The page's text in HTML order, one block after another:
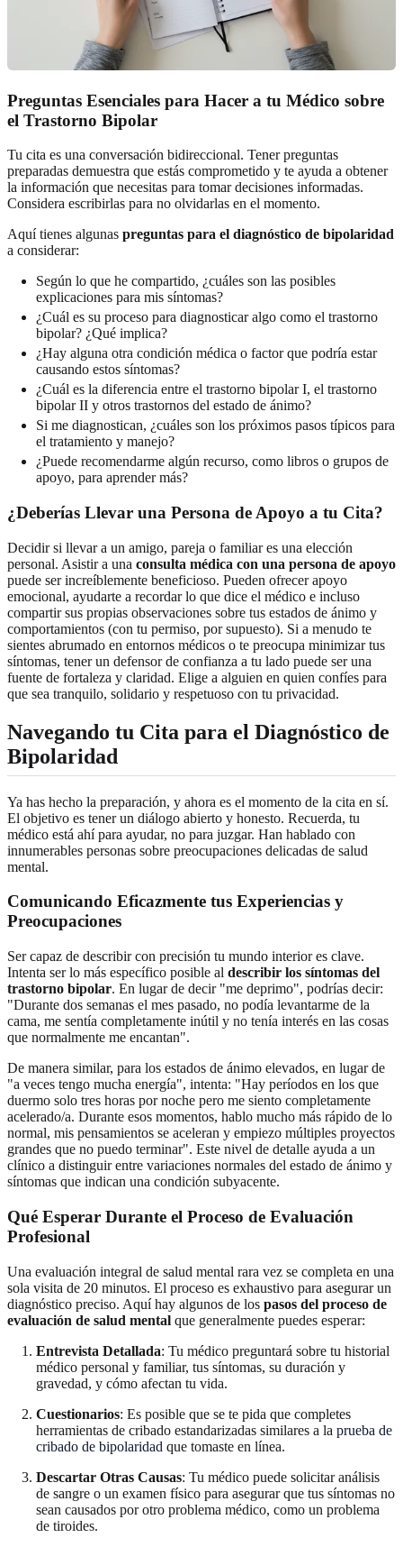
Preguntas Esenciales para Hacer a tu Médico sobre
el Trastorno Bipolar
Tu cita es una conversación bidireccional. Tener preguntas
preparadas demuestra que estás comprometido y te ayuda a obtener
la información que necesitas para tomar decisiones informadas.
Considera escribirlas para no olvidarlas en el momento.
Aquí tienes algunas preguntas para el diagnóstico de bipolaridad
a considerar:
Según lo que he compartido, ¿cuáles son las posibles
explicaciones para mis síntomas?
¿Cuál es su proceso para diagnosticar algo como el trastorno
bipolar? ¿Qué implica?
¿Hay alguna otra condición médica o factor que podría estar
causando estos síntomas?
¿Cuál es la diferencia entre el trastorno bipolar I, el trastorno
bipolar II y otros trastornos del estado de ánimo?
Si me diagnostican, ¿cuáles son los próximos pasos típicos para
el tratamiento y manejo?
¿Puede recomendarme algún recurso, como libros o grupos de
apoyo, para aprender más?
¿Deberías Llevar una Persona de Apoyo a tu Cita?
Decidir si llevar a un amigo, pareja o familiar es una elección
personal. Asistir a una consulta médica con una persona de apoyo
puede ser increíblemente beneficioso. Pueden ofrecer apoyo
emocional, ayudarte a recordar lo que dice el médico e incluso
compartir sus propias observaciones sobre tus estados de ánimo y
comportamientos (con tu permiso, por supuesto). Si a menudo te
sientes abrumado en entornos médicos o te preocupa minimizar tus
síntomas, tener un defensor de confianza a tu lado puede ser una
fuente de fortaleza y claridad. Elige a alguien en quien confíes para
que sea tranquilo, solidario y respetuoso con tu privacidad.
Navegando tu Cita para el Diagnóstico de
Bipolaridad
Ya has hecho la preparación, y ahora es el momento de la cita en sí.
El objetivo es tener un diálogo abierto y honesto. Recuerda, tu
médico está ahí para ayudar, no para juzgar. Han hablado con
innumerables personas sobre preocupaciones delicadas de salud
mental.
Comunicando Eficazmente tus Experiencias y
Preocupaciones
Ser capaz de describir con precisión tu mundo interior es clave.
Intenta ser lo más específico posible al describir los síntomas del
trastorno bipolar. En lugar de decir "me deprimo", podrías decir:
"Durante dos semanas el mes pasado, no podía levantarme de la
cama, me sentía completamente inútil y no tenía interés en las cosas
que normalmente me encantan".
De manera similar, para los estados de ánimo elevados, en lugar de
"a veces tengo mucha energía", intenta: "Hay períodos en los que
duermo solo tres horas por noche pero me siento completamente
acelerado/a. Durante esos momentos, hablo mucho más rápido de lo
normal, mis pensamientos se aceleran y empiezo múltiples proyectos
grandes que no puedo terminar". Este nivel de detalle ayuda a un
clínico a distinguir entre variaciones normales del estado de ánimo y
síntomas que indican una condición subyacente.
Qué Esperar Durante el Proceso de Evaluación
Profesional
Una evaluación integral de salud mental rara vez se completa en una
sola visita de 20 minutos. El proceso es exhaustivo para asegurar un
diagnóstico preciso. Aquí hay algunos de los pasos del proceso de
evaluación de salud mental que generalmente puedes esperar:
Entrevista Detallada: Tu médico preguntará sobre tu historial
médico personal y familiar, tus síntomas, su duración y
gravedad, y cómo afectan tu vida.
Cuestionarios: Es posible que se te pida que completes
herramientas de cribado estandarizadas similares a la prueba de
cribado de bipolaridad que tomaste en línea.
Descartar Otras Causas: Tu médico puede solicitar análisis
de sangre o un examen físico para asegurar que tus síntomas no
sean causados por otro problema médico, como un problema
de tiroides.